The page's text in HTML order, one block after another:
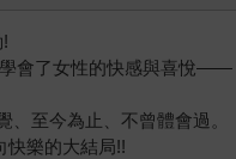
會了女性的快感與喜悅——
至今為止、不曾體會過。
快樂的大結局!!